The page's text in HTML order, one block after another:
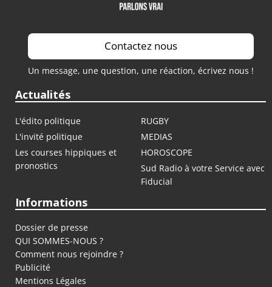
Contactez nous
Un message, une question, une réaction, écrivez nous !
Actualités
L'édito politique
RUGBY
L'invité politique
MEDIAS
Les courses hippiques et
pronostics
HOROSCOPE
Sud Radio à votre Service avec
Fiducial
Informations
Dossier de presse
QUI SOMMES-NOUS ?
Comment nous rejoindre ?
Publicité
Mentions Légales